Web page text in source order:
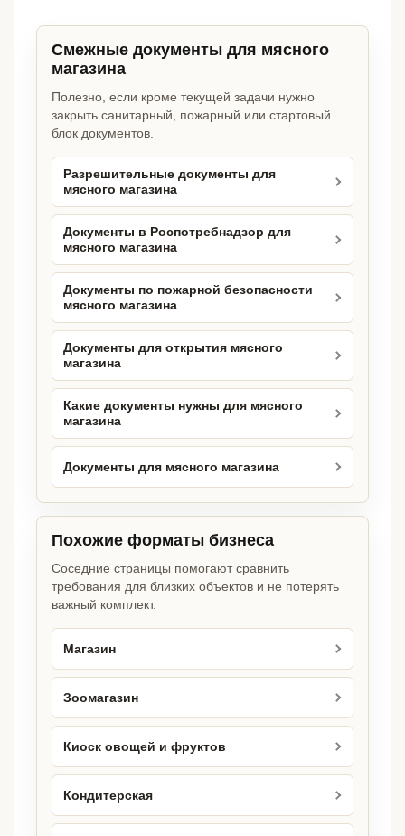
Смежные документы для мясного
магазина
Полезно, если кроме текущей задачи нужно
закрыть санитарный, пожарный или стартовый
блок документов.
Разрешительные документы для
мясного магазина
Документы в Роспотребнадзор для
мясного магазина
Документы по пожарной безопасности
мясного магазина
Документы для открытия мясного
магазина
Какие документы нужны для мясного
магазина
Документы для мясного магазина
Похожие форматы бизнеса
Соседние страницы помогают сравнить
требования для близких объектов и не потерять
важный комплект.
Магазин
Зоомагазин
Киоск овощей и фруктов
Кондитерская